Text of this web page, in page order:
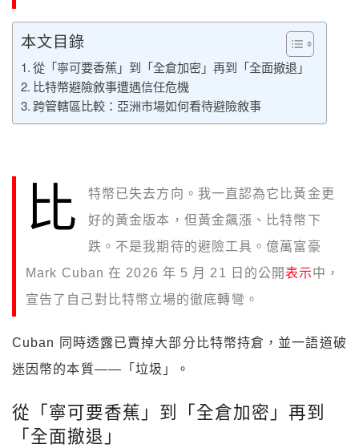
本文目錄
從「寧可要香蕉」到「全倉加密」再到「全面撤退」
比特幣避險敘事遭遇信任危機
跨管轄區比較：亞洲市場如何看待避險敘事
比
特幣已失去方向。我一直認為它比黃金更
好的黃金版本，但黃金飆漲、比特幣下
跌。不是我期待的避險工具。億萬富豪
Mark Cuban 在 2026 年 5 月 21 日的公開表示中，
宣告了自己對比特幣立場的徹底轉彎。
Cuban 同時透露已賣掉大部分比特幣持倉，並一語道破
迷因幣的本質——「垃圾」。
從「寧可要香蕉」到「全倉加密」再到
「全面撤退」